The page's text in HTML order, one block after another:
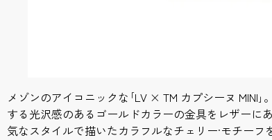
メゾンのアイコニックな｢LV × TM カプシーヌ MINI
する光沢感のあるゴールドカラーの金具をレザーに
気なスタイルで描いたカラフルなチェリー·モチー